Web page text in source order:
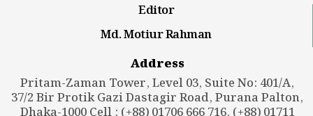
Editor
Md. Motiur Rahman
Address
Pritam-Zaman Tower, Level 03, Suite No: 401/A,
37/2 Bir Protik Gazi Dastagir Road, Purana Palton,
Dhaka-1000 Cell : (+88) 01706 666 716, (+88) 01711